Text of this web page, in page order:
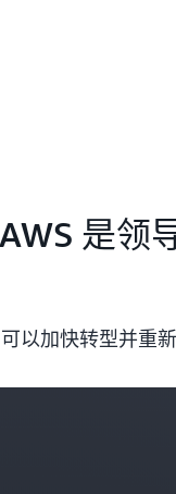
是领
以加快转型并重新